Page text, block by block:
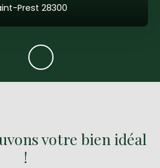
Prest 28300
votre bien idéal
!